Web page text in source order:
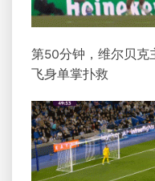
第50分钟，维尔贝克
飞身单掌扑救